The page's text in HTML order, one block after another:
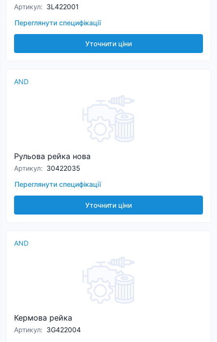
Артикул: 3L422001
Переглянути специфікації
Уточнити ціни
AND
Рульова рейка нова
Артикул: 30422035
Переглянути специфікації
Уточнити ціни
AND
Кермова рейка
Артикул: 3G422004